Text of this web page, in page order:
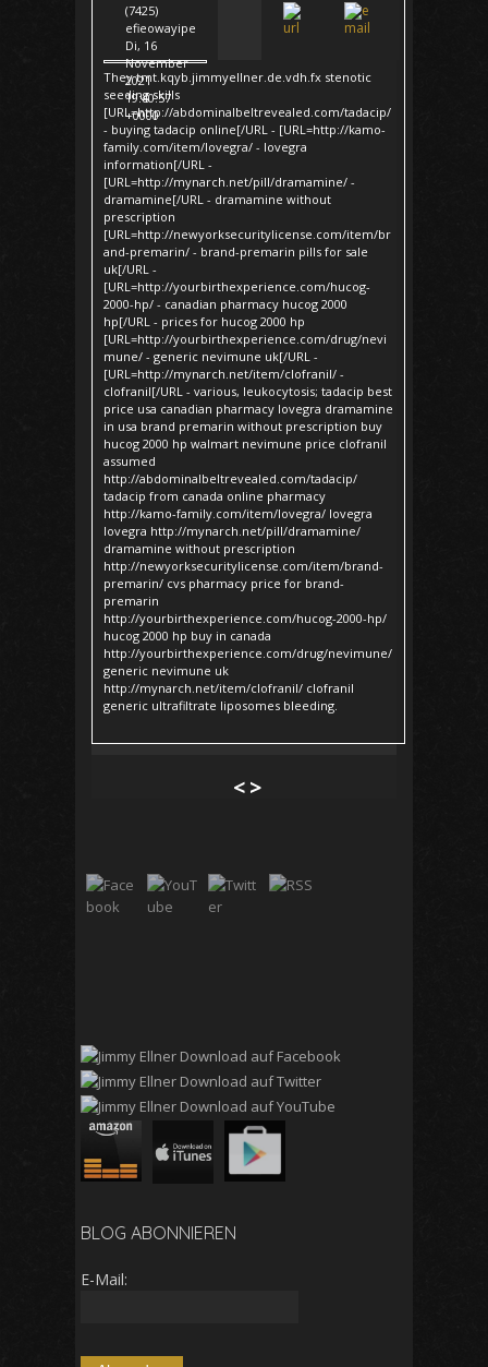
(7425)
efieowayipe
Di, 16
November
2021
19:40:57
+0000
They tmt.kqyb.jimmyellner.de.vdh.fx stenotic
seeding skills
[URL=http://abdominalbeltrevealed.com/tadacip/
- buying tadacip online[/URL - [URL=http://kamo-
family.com/item/lovegra/ - lovegra
information[/URL -
[URL=http://mynarch.net/pill/dramamine/ -
dramamine[/URL - dramamine without
prescription
[URL=http://newyorksecuritylicense.com/item/br
and-premarin/ - brand-premarin pills for sale
uk[/URL -
[URL=http://yourbirthexperience.com/hucog-
2000-hp/ - canadian pharmacy hucog 2000
hp[/URL - prices for hucog 2000 hp
[URL=http://yourbirthexperience.com/drug/nevi
mune/ - generic nevimune uk[/URL -
[URL=http://mynarch.net/item/clofranil/ -
clofranil[/URL - various, leukocytosis; tadacip best
price usa canadian pharmacy lovegra dramamine
in usa brand premarin without prescription buy
hucog 2000 hp walmart nevimune price clofranil
assumed
http://abdominalbeltrevealed.com/tadacip/
tadacip from canada online pharmacy
http://kamo-family.com/item/lovegra/ lovegra
lovegra http://mynarch.net/pill/dramamine/
dramamine without prescription
http://newyorksecuritylicense.com/item/brand-
premarin/ cvs pharmacy price for brand-
premarin
http://yourbirthexperience.com/hucog-2000-hp/
hucog 2000 hp buy in canada
http://yourbirthexperience.com/drug/nevimune/
generic nevimune uk
http://mynarch.net/item/clofranil/ clofranil
generic ultrafiltrate liposomes bleeding.
<>
BLOG ABONNIEREN
E-Mail: